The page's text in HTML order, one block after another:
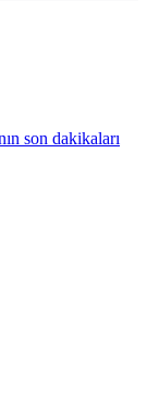
son dakikaları